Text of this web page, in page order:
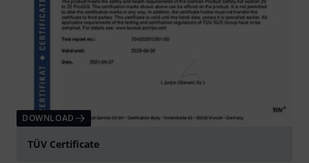
DOWNLOAD
TÜV Certificate